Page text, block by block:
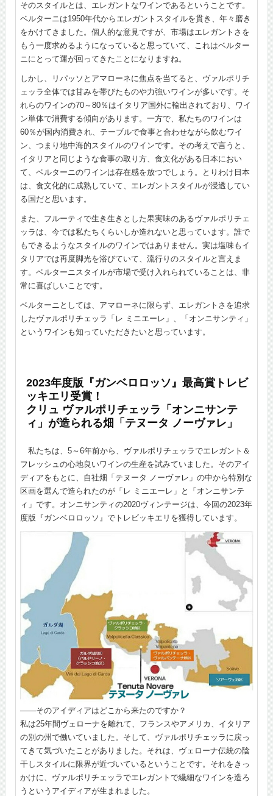
そのスタイルとは、エレガントなワインであるということです。
ベルターニは1950年代からエレガントスタイルを貫き、年々磨き
をかけてきました。個人的な意見ですが、市場はエレガントさを
もう一度求めるようになっていると思っていて、これはベルター
ニにとって運が回ってきたことになりますね。
しかし、リパッソとアマローネに焦点を当てると、ヴァルポリチ
ェッラ全体では甘みを帯びたものや力強いワインが多いです。そ
れらのワインの70～80％はイタリア国外に輸出されており、ワイ
ン単体で消費する傾向があります。一方で、私たちのワインは
60％が国内消費され、テーブルで食事と合わせながら飲むワイ
ン、つまり地中海的スタイルのワインです。その考えで言うと、
イタリアと同じような食事の取り方、食文化がある日本におい
て、ベルターニのワインは存在感を放つでしょう。とりわけ日本
は、食文化的に成熟していて、エレガントスタイルが浸透してい
る国だと思います。
また、フルーティで生き生きとした果実味のあるヴァルポリチェ
ッラは、今では私たちくらいしか造れないと思っています。誰で
もできるようなスタイルのワインではありません。実は塩味もイ
タリアでは再度脚光を浴びていて、流行りのスタイルと言えま
す。ベルターニスタイルが市場で受け入れられていることは、非
常に喜ばしいことです。
ベルターニとしては、アマローネに限らず、エレガントさを追求
したヴァルポリチェッラ「レ ミニエーレ」、「オンニサンティ」
というワインも知っていただきたいと思っています。
2023年度版『ガンベロロッソ』最高賞トレビ
ッキエリ受賞！
クリュ ヴァルポリチェッラ「オンニサンテ
ィ」が造られる畑「テヌータ ノーヴァレ」
私たちは、5～6年前から、ヴァルポリチェッラでエレガント＆
フレッシュの心地良いワインの生産を試みていました。そのアイ
ディアをもとに、自社畑「テヌータ ノーヴァレ」の中から特別な
区画を選んで造られたのが「レ ミニエーレ」と「オンニサンテ
ィ」です。オンニサンティの2020ヴィンテージは、今回の2023年
度版『ガンベロロッソ』でトレビッキエリを獲得しています。
――そのアイディアはどこから来たのですか？
私は25年間ヴェローナを離れて、フランスやアメリカ、イタリア
の別の州で働いていました。そして、ヴァルポリチェッラに戻っ
てきて気づいたことがありました。それは、ヴェローナ伝統の陰
干しスタイルに限界が近づいているということです。それをきっ
かけに、ヴァルポリチェッラでエレガントで繊細なワインを造ろ
うというアイディアが生まれました。